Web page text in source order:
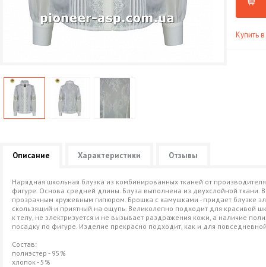
Купить
Описание Характеристики Отзывы
Нарядная школьная блузка из комбинированных тканей от
фигуре. Основа средней длины. Блуза выполнена из двухслойной
прозрачным кружевным гипюром. Брошка с камушками - придает блузке
скользящий и приятный на ощупь. Великолепно подходит для красивой
к телу, не электризуется и не вызывает раздражения кожи, а наличие
посадку по фигуре. Изделие прекрасно подходит, как и для
Состав:
полиэстер - 95%
хлопок - 5%